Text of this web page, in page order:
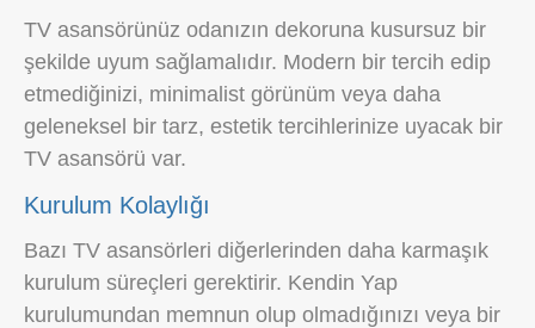
TV asansörünüz odanızın dekoruna kusursuz bir
şekilde uyum sağlamalıdır. Modern bir tercih edip
etmediğinizi, minimalist görünüm veya daha
geleneksel bir tarz, estetik tercihlerinize uyacak bir
TV asansörü var.
Kurulum Kolaylığı
Bazı TV asansörleri diğerlerinden daha karmaşık
kurulum süreçleri gerektirir. Kendin Yap
kurulumundan memnun olup olmadığınızı veya bir